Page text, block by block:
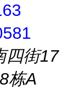
四街17
栋A